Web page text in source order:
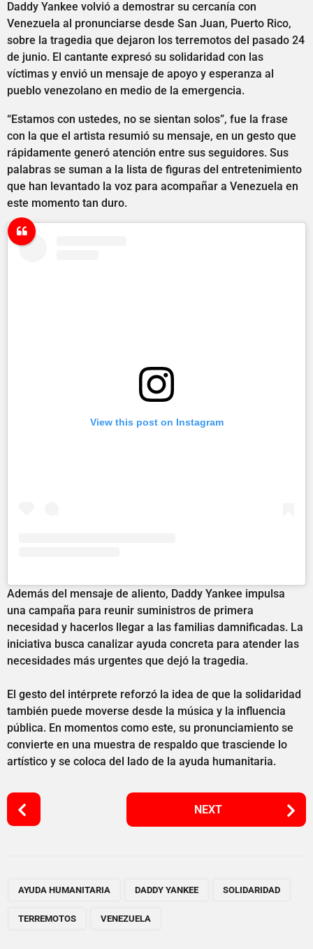
Daddy Yankee volvió a demostrar su cercanía con
Venezuela al pronunciarse desde San Juan, Puerto Rico,
sobre la tragedia que dejaron los terremotos del pasado 24
de junio. El cantante expresó su solidaridad con las
víctimas y envió un mensaje de apoyo y esperanza al
pueblo venezolano en medio de la emergencia.
“Estamos con ustedes, no se sientan solos”, fue la frase
con la que el artista resumió su mensaje, en un gesto que
rápidamente generó atención entre sus seguidores. Sus
palabras se suman a la lista de figuras del entretenimiento
que han levantado la voz para acompañar a Venezuela en
este momento tan duro.
View this post on Instagram
Además del mensaje de aliento, Daddy Yankee impulsa
una campaña para reunir suministros de primera
necesidad y hacerlos llegar a las familias damnificadas. La
iniciativa busca canalizar ayuda concreta para atender las
necesidades más urgentes que dejó la tragedia.
El gesto del intérprete reforzó la idea de que la solidaridad
también puede moverse desde la música y la influencia
pública. En momentos como este, su pronunciamiento se
convierte en una muestra de respaldo que trasciende lo
artístico y se coloca del lado de la ayuda humanitaria.
P
o
NEXT
AYUDA HUMANITARIA DADDY YANKEE SOLIDARIDAD
TERREMOTOS VENEZUELA